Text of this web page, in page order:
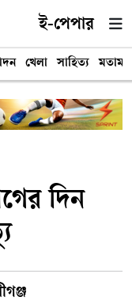
ই-পেপার
খেলা সাহিত্য মতামত
দিন